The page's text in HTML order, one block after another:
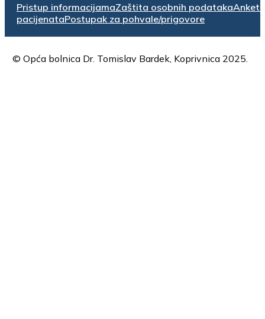
Pristup informacijamaZaštita osobnih podatakaAnketa
pacijenataPostupak za pohvale/prigovore
© Opća bolnica Dr. Tomislav Bardek, Koprivnica 2025.